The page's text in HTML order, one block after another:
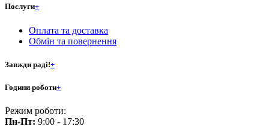
Послуги+
Оплата та доставка
Обмін та повернення
Завжди раді!+
Години роботи+
Режим роботи:
Пн-Пт: 9:00 - 17:30